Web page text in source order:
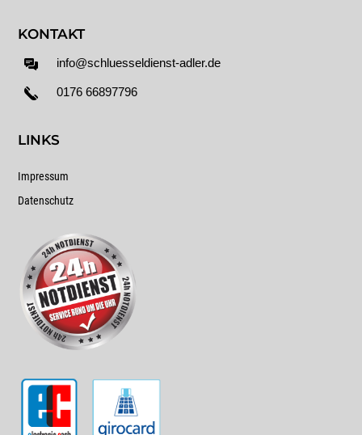
KONTAKT
info@schluesseldienst-adler.de
0176 66897796
LINKS
Impressum
Datenschutz